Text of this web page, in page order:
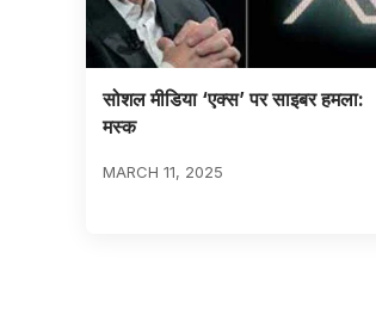
सोशल मीडिया ‘एक्स’ पर साइबर हमला:
मस्क
MARCH 11, 2025